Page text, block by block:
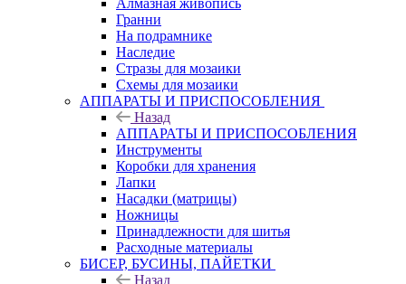
Алмазная живопись
Гранни
На подрамнике
Наследие
Стразы для мозаики
Схемы для мозаики
АППАРАТЫ И ПРИСПОСОБЛЕНИЯ
Назад
АППАРАТЫ И ПРИСПОСОБЛЕНИЯ
Инструменты
Коробки для хранения
Лапки
Насадки (матрицы)
Ножницы
Принадлежности для шитья
Расходные материалы
БИСЕР, БУСИНЫ, ПАЙЕТКИ
Назад